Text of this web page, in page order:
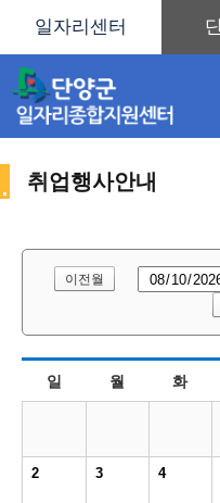
취업행사안내
이전월
일 월 화
2 3 4
취
업